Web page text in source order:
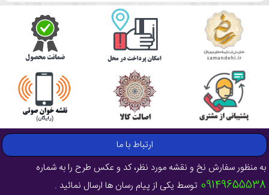
ارتباط با ما
به منظور سفارش نخ و نقشه مورد نظر، کد و عکس طرح را به شماره
09149655538 توسط یکی از پیام رسان ها ارسال نمائید .